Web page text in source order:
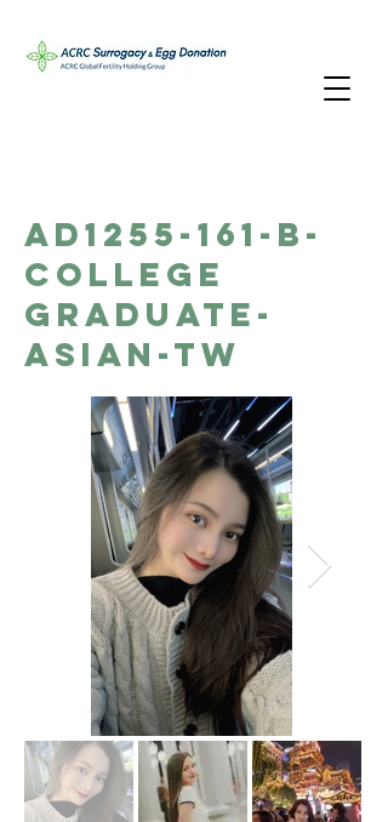
AD1255-161-B-
College
Graduate-
Asian-TW